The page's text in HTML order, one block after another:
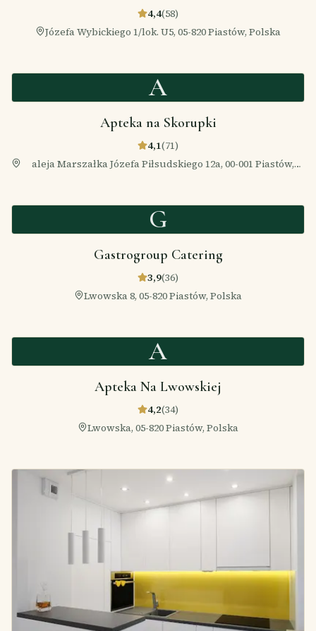
4,4(58)
Józefa Wybickiego 1/lok. U5, 05-820 Piastów, Polska
A
Apteka na Skorupki
4,1(71)
aleja Marszałka Józefa Piłsudskiego 12a, 00-001 Piastów,
G
Gastrogroup Catering
3,9(36)
Lwowska 8, 05-820 Piastów, Polska
A
Apteka Na Lwowskiej
4,2(34)
Lwowska, 05-820 Piastów, Polska